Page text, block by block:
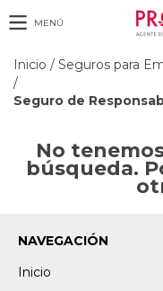
MENÚ
Inicio / Seguros para
/
Seguro de
No
búsqueda.
NAVEGACIÓN
Inicio